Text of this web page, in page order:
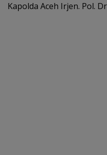
Kapolda Aceh Irjen. Pol.